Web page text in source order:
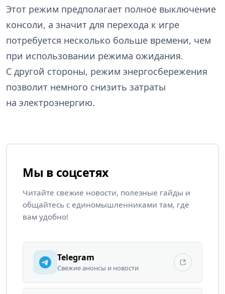
Этот режим предполагает полное выключение
консоли, а значит для перехода к игре
потребуется несколько больше времени, чем
при использовании режима ожидания.
С другой стороны, режим энергосбережения
позволит немного снизить затраты
на электроэнергию.
Мы в соцсетях
Читайте свежие новости, полезные гайды и
общайтесь с единомышленниками там, где
вам удобно!
Telegram
Свежие анонсы и новости